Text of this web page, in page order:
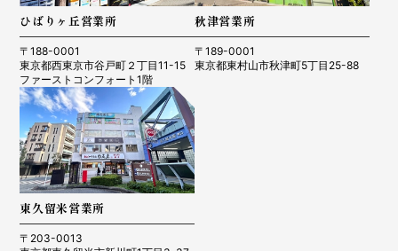
ひばりヶ丘営業所
〒188-0001
東京都西東京市谷戸町２丁目11-15
ファーストコンフォート1階
秋津営業所
〒189-0001
東京都東村山市秋津町5丁目25-88
東久留米営業所
〒203-0013